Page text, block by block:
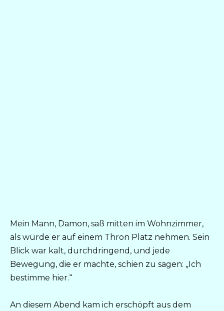
Mein Mann, Damon, saß mitten im Wohnzimmer,
als würde er auf einem Thron Platz nehmen. Sein
Blick war kalt, durchdringend, und jede
Bewegung, die er machte, schien zu sagen: „Ich
bestimme hier.“
An diesem Abend kam ich erschöpft aus dem